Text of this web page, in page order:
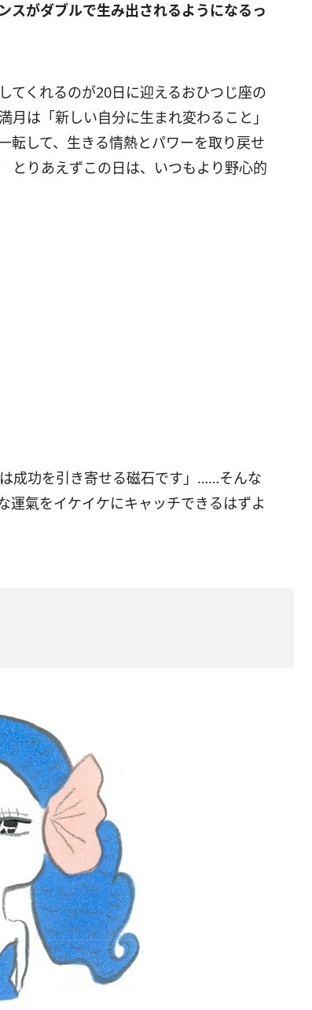
スがダブルで生み出されるようになるっ
てくれるのが20日に迎えるおひつじ座の
は「新しい自分に生まれ変わること」
して、生きる情熱とパワーを取り戻せ
りあえずこの日は、いつもより野心的
成功を引き寄せる磁石です」……そんな
運氣をイケイケにキャッチできるはずよ